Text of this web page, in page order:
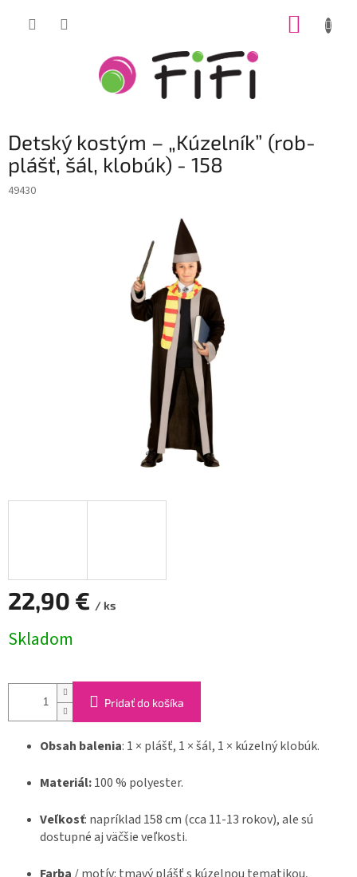
Detský kostým – „Kúzelník” (rob-
plášť, šál, klobúk) - 158
49430
22,90 € / ks
cena:
Skladom
Pridať do košíka
Obsah balenia: 1 × plášť, 1 × šál, 1 × kúzelný klobúk.
Materiál:100 % polyester.
Veľkosť: napríklad 158 cm (cca 11-13 rokov), ale sú
dostupné aj väčšie veľkosti.